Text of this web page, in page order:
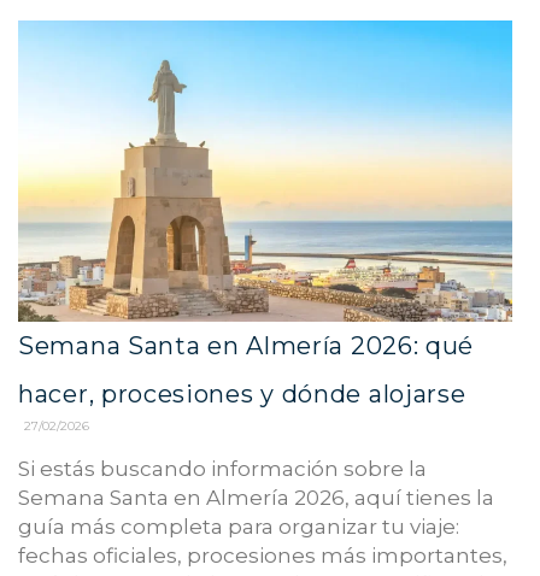
Semana Santa en Almería 2026: qué
hacer, procesiones y dónde alojarse
27/02/2026
Si estás buscando información sobre la
Semana Santa en Almería 2026, aquí tienes la
guía más completa para organizar tu viaje:
fechas oficiales, procesiones más importantes,